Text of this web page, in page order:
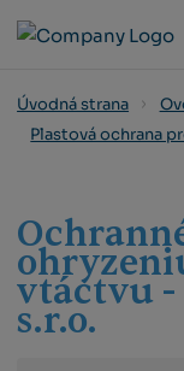
Úvodná strana
Plastová ochrana
vtáctvu -
s.r.o.